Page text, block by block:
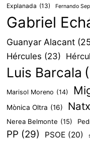
Explanada (13) Fernando
Gabriel
Guanyar Alacant
Hércules (23)
Luis Barcala
Marisol Moreno (14)
Mònica Oltra (16)
Nerea Belmonte (15)
PP (29) PSOE (20)